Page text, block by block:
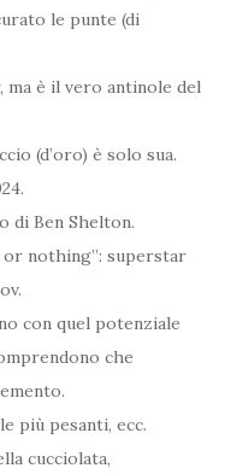
le punte (di
ma è il vero antinole del
(d’oro) è solo sua.
di Ben Shelton.
or nothing”: superstar
con quel potenziale
che
più pesanti, ecc.
cucciolata,